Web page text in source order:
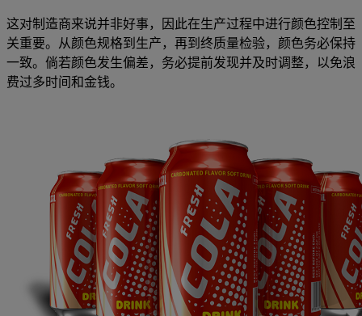
这对制造商来说并非好事，因此在生产过程中进行颜色控制至
关重要。从颜色规格到生产，再到终质量检验，颜色务必保持
一致。倘若颜色发生偏差，务必提前发现并及时调整，以免浪
费过多时间和金钱。